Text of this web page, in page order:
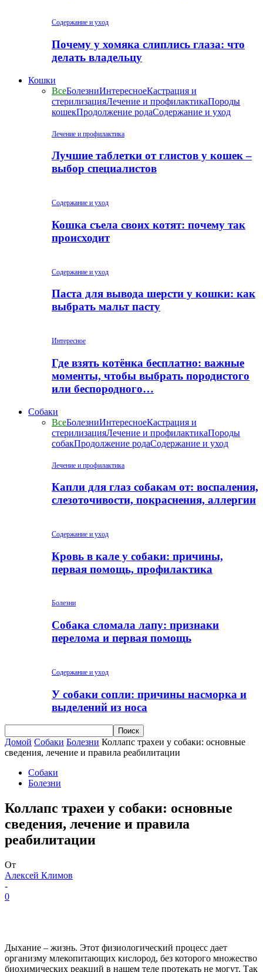
Содержание и уход
Почему у хомяка слиплись глаза: что
делать владельцу
Кошки
ВсеБолезниИнтересноеКастрация и
стерилизацияЛечение и профилактикаПороды
кошекПродолжение родаСодержание и уход
Лечение и профилактика
Лучшие таблетки от глистов у кошек –
выбор специалистов
Содержание и уход
Кошка съела своих котят: почему так
происходит
Содержание и уход
Паста для вывода шерсти у кошки: как
выбрать мальт пасту
Интересное
Где взять котёнка бесплатно: важные
моменты, чтобы выбрать породистого
или беспородного…
Собаки
ВсеБолезниИнтересноеКастрация и
стерилизацияЛечение и профилактикаПороды
собакПродолжение родаСодержание и уход
Лечение и профилактика
Капли для глаз собакам от: воспаления,
слезоточивости, покраснения, аллергии
Содержание и уход
Кровь в кале у собаки: причины,
первая помощь, профилактика
Болезни
Собака сломала лапу: признаки
перелома и первая помощь
Содержание и уход
У собаки сопли: причины насморка и
выделений из носа
Домой Собаки Болезни Коллапс трахеи у собаки: основные
сведения, лечение и правила реабилитации
Собаки
Болезни
Коллапс трахеи у собаки: основные
сведения, лечение и правила
реабилитации
От
Алексей Климов
-
0
Дыхание – жизнь. Этот физиологический процесс дает
организму млекопитающих кислород, без которого множество
биохимических реакций в нашем теле протекать не могут. Так